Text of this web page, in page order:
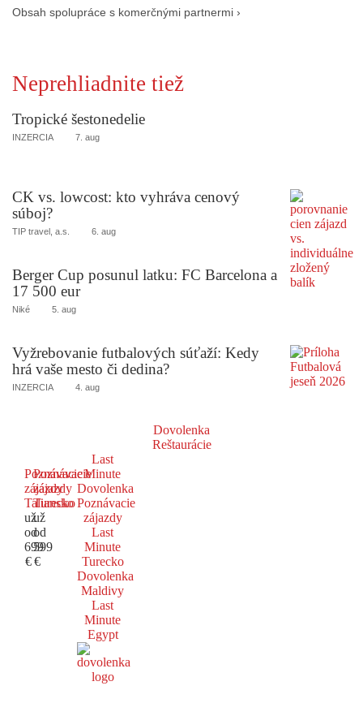
Obsah spolupráce s komerčnými partnermi ›
Neprehliadnite tiež
Tropické šestonedelie
INZERCIA 7. aug
CK vs. lowcost: kto vyhráva cenový
súboj?
TIP travel, a.s. 6. aug
Berger Cup posunul latku: FC Barcelona a
17 500 eur
Niké 5. aug
Vyžrebovanie futbalových súťaží: Kedy
hrá vaše mesto či dedina?
INZERCIA 4. aug
Dovolenka
Reštaurácie
Poznávacie
zájazdy
Taliansko
už
od
699
€
Poznávacie
zájazdy
Turecko
už
od
599
€
Last
Minute
Dovolenka
Poznávacie
zájazdy
Last
Minute
Turecko
Dovolenka
Maldivy
Last
Minute
Egypt